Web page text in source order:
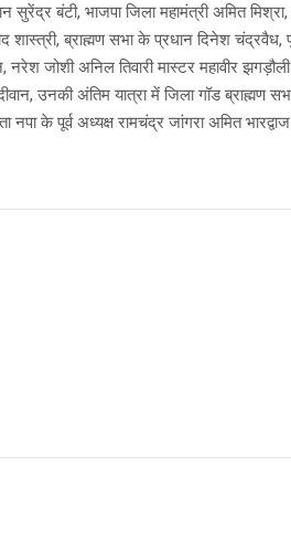
बंटी, भाजपा जिला महामंत्री अमित मिश्रा,
शास्त्री, ब्राह्मण सभा के प्रधान दिनेश चंद्रवैध,
जोशी अनिल तिवारी मास्टर महावीर झगड़ौली
उनकी अंतिम यात्रा में जिला गॉड ब्राह्मण
के पूर्व अध्यक्ष रामचंद्र जांगरा अमित भारद्वाज